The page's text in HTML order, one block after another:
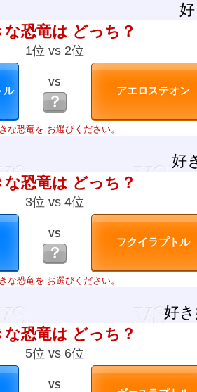
な恐竜は どっち？
1位 vs 2位
VS
？
な恐竜を お選びください。
好
な恐竜は どっち？
3位 vs 4位
VS
？
な恐竜を お選びください。
好
な恐竜は どっち？
5位 vs 6位
VS